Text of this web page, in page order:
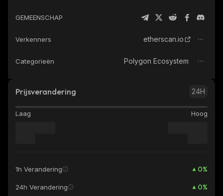
GEMEENSCHAP
Verkenners etherscan.io
Categorieën Polygon Ecosystem
Prijsverandering 24H
Laag Hoog
1h Verandering 0%
24h Verandering 0%